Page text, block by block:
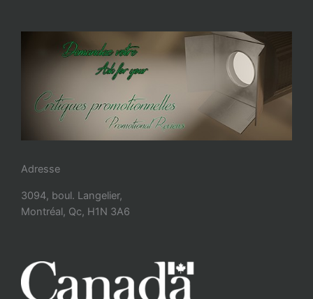
Adresse
3094, boul. Langelier,
Montréal, Qc, H1N 3A6